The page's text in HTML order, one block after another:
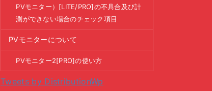
PVモニター）[LITE/PRO]の不具合及び計
測ができない場合のチェック項目
PVモニターについて
PVモニター2[PRO]の使い方
Tweets by DistributionWp